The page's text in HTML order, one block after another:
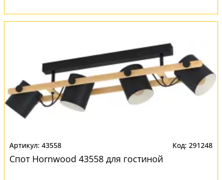
43558 291248
Спот Hornwood 43558 для гостиной